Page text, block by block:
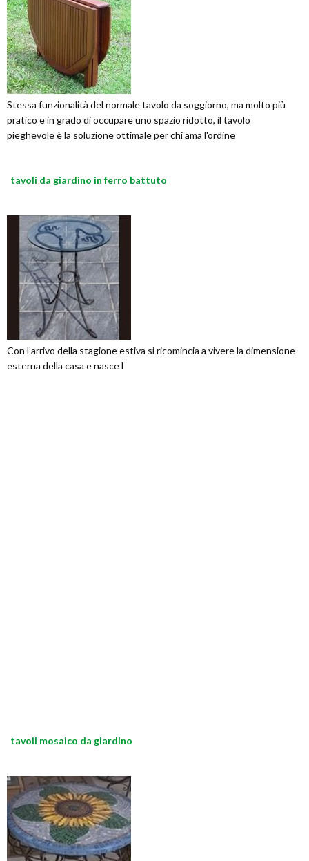
Stessa funzionalità del normale tavolo da soggiorno, ma molto più
pratico e in grado di occupare uno spazio ridotto, il tavolo
pieghevole è la soluzione ottimale per chi ama l'ordine
tavoli da giardino in ferro battuto
Con l’arrivo della stagione estiva si ricomincia a vivere la dimensione
esterna della casa e nasce l
tavoli mosaico da giardino